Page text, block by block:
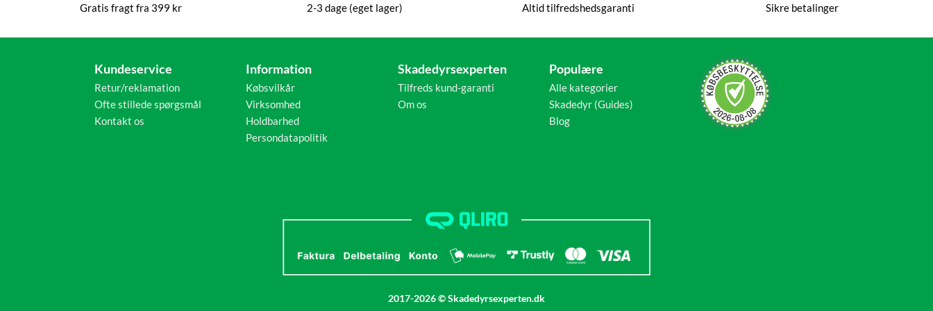
Gratis fragt fra 399 kr 2-3 dage (eget lager) Altid tilfredshedsgaranti Sikre betalinger
Kundeservice
Retur/reklamation
Ofte stillede spørgsmål
Kontakt os
Information
Købsvilkår
Virksomhed
Holdbarhed
Persondatapolitik
Skadedyrsexperten
Tilfreds kund-garanti
Om os
Populære
Alle kategorier
Skadedyr (Guides)
Blog
2017-2026 © Skadedyrsexperten.dk